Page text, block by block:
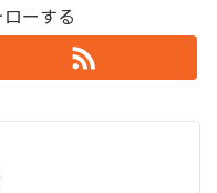
ーする